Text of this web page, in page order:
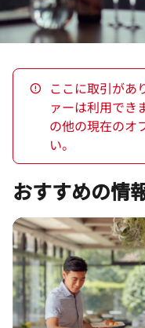
ここに取引があ
ァーは利用でき
の他の現在のオ
い。
おすすめの情